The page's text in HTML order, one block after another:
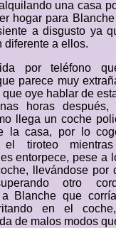
una casa
hogar para
a disgusto ya
diferente a ellos.
por teléfono
parece muy
oye hablar de
horas
llega un coche
la casa, por lo
el tiroteo
entorpece, pese a
llevándose por
otro
a Blanche que
en el
de malos modos